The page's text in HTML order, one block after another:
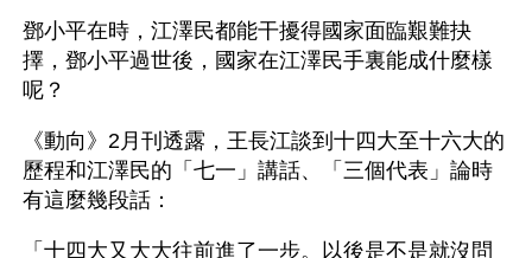
鄧小平在時，江澤民都能干擾得國家面臨艱難抉
擇，鄧小平過世後，國家在江澤民手裏能成什麼樣
呢？
《動向》2月刊透露，王長江談到十四大至十六大的
歷程和江澤民的「七一」講話、「三個代表」論時
有這麼幾段話：
「十四大又大大往前進了一步。以後是不是就沒問